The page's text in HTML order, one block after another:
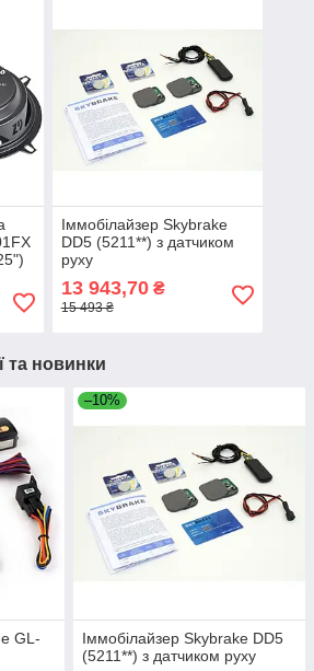
Іммобілайзер Skybrake
DD5 (5211**) з датчиком
руху
13 943,70₴
15 493 ₴
та новинки
GL-
–10%
Іммобілайзер Skybrake DD5
(5211**) з датчиком руху